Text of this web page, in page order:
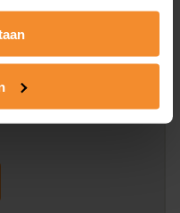
perceel en